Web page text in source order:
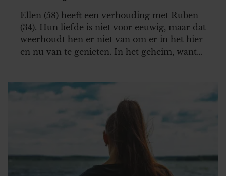
Ellen (58) heeft een verhouding met Ruben
(34). Hun liefde is niet voor eeuwig, maar dat
weerhoudt hen er niet van om er in het hier
en nu van te genieten. In het geheim, want
heeft dat een jonge man…